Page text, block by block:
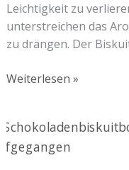
Leichtigkeit zu
unterstreichen das
zu drängen. Der
Weiterlesen »
Schokoladenbiskuit